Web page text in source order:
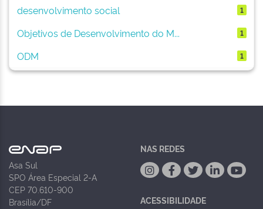
desenvolvimento social
1
Objetivos de Desenvolvimento do M... 1
ODM 1
Asa Sul
SPO Área Especial 2-A
CEP 70.610-900
Brasília/DF
NAS REDES
ACESSIBILIDADE